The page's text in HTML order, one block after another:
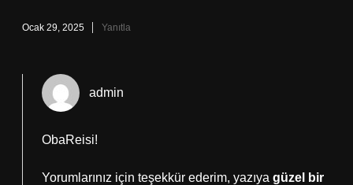
Ocak 29, 2025 Yanıtla
admin
ObaReisi!
Yorumlarınız için teşekkür ederim, yazıya güzel bir